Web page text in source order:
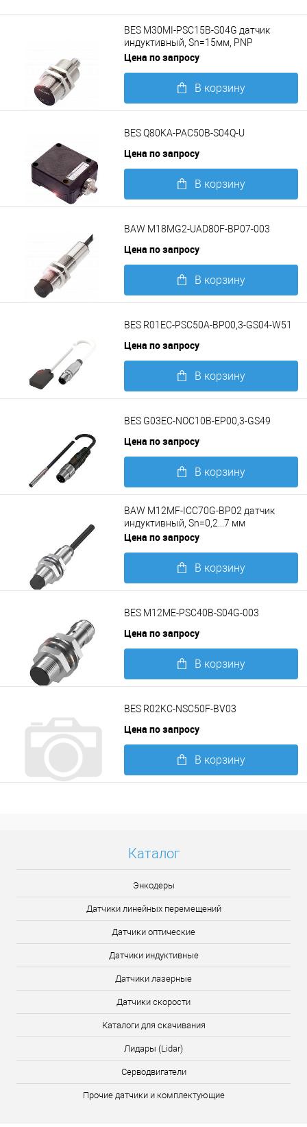
BES M30MI-PSC15B-S04G датчик
индуктивный, Sn=15мм, PNP
замыкающий контакт (NO)
Цена по запросу
В корзину
BES Q80KA-PAC50B-S04Q-U
Цена по запросу
В корзину
BAW M18MG2-UAD80F-BP07-003
Цена по запросу
В корзину
BES R01EC-PSC50A-BP00,3-GS04-W51
Цена по запросу
В корзину
BES G03EC-NOC10B-EP00,3-GS49
Цена по запросу
В корзину
Подробнее
BAW M12MF-ICC70G-BP02 датчик
индуктивный, Sn=0,2...7 мм
Цена по запросу
В корзину
BES M12ME-PSC40B-S04G-003
Цена по запросу
В корзину
BES R02KC-NSC50F-BV03
Цена по запросу
В корзину
Каталог
Энкодеры
Датчики линейных перемещений
Датчики оптические
Датчики индуктивные
Датчики лазерные
Датчики скорости
Каталоги для скачивания
Лидары (Lidar)
Серводвигатели
Прочие датчики и комплектующие